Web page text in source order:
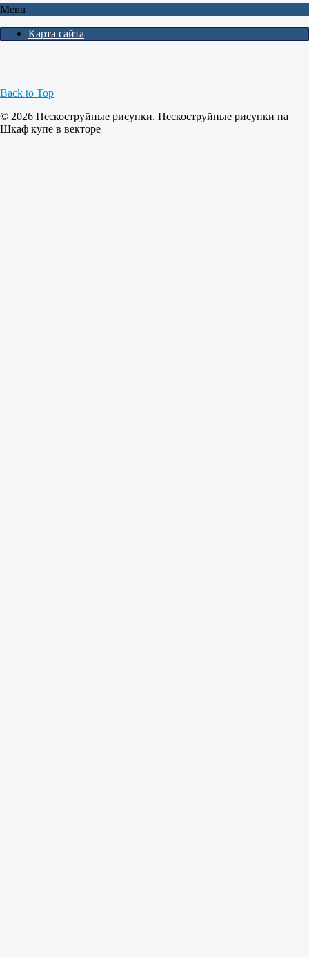
Menu
Карта сайта
Back to Top
© 2026 Пескоструйные рисунки. Пескоструйные рисунки на
Шкаф купе в векторе